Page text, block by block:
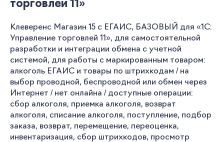
торговлей 11»
Клеверенс Магазин 15 с ЕГАИС, БАЗОВЫЙ для «1С:
Управление торговлей 11», для самостоятельной
разработки и интеграции обмена с учетной
системой, для работы с маркированным товаром:
алкоголь ЕГАИС и товары по штрихкодам / на
выбор проводной, беспроводной или обмен через
Интернет / нет онлайна / доступные операции:
сбор алкоголя, приемка алкоголя, возврат
алкоголя, списание алкоголя, поступление, подбор
заказа, возврат, перемещение, переоценка,
инвентаризация, сбор штрихкодов, просмотр